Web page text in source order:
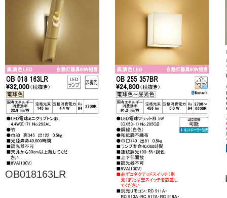
OB018163LR